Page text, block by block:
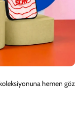
hemen göz